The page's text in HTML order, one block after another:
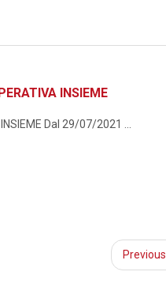
INSIEME
Dal 29/07/2021 ...
Previous